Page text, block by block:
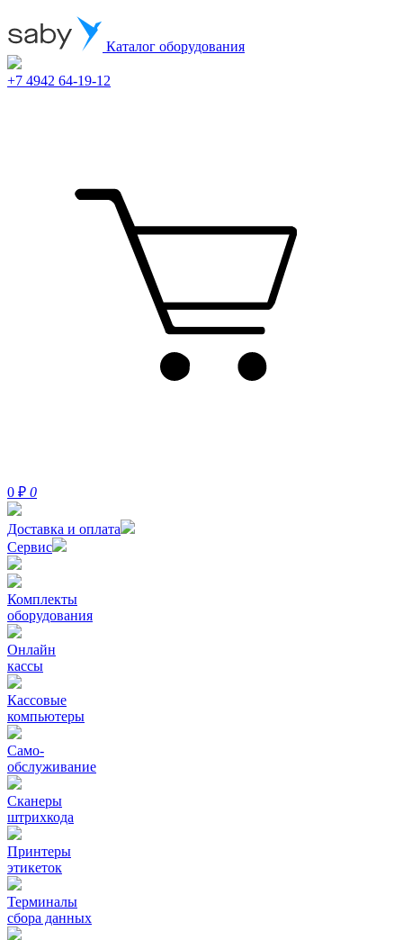
Каталог оборудования
+7 4942 64-19-12
0 ₽ 0
Доставка и оплата
Сервис
Комплекты
оборудования
Онлайн
кассы
Кассовые
компьютеры
Само-
обслуживание
Сканеры
штрихкода
Принтеры
этикеток
Терминалы
сбора данных